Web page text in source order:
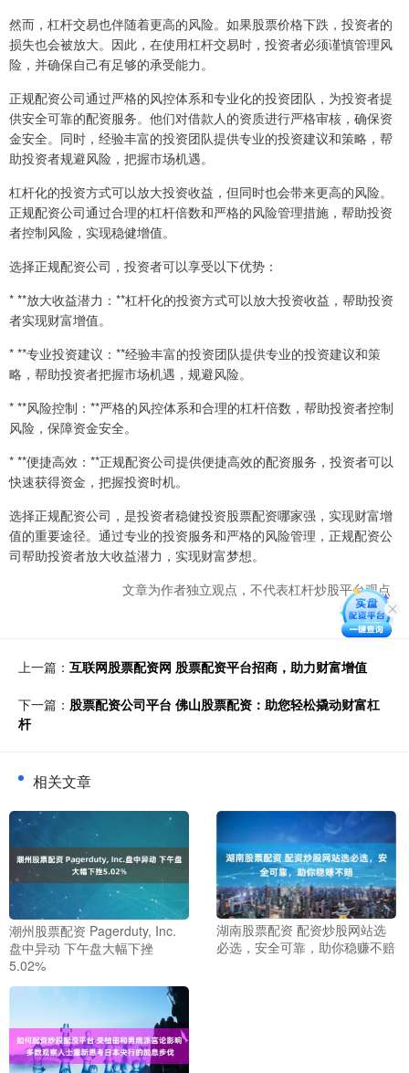
然而，杠杆交易也伴随着更高的风险。如果股票价格下跌，投资者的
损失也会被放大。因此，在使用杠杆交易时，投资者必须谨慎管理风
险，并确保自己有足够的承受能力。
正规配资公司通过严格的风控体系和专业化的投资团队，为投资者提
供安全可靠的配资服务。他们对借款人的资质进行严格审核，确保资
金安全。同时，经验丰富的投资团队提供专业的投资建议和策略，帮
助投资者规避风险，把握市场机遇。
杠杆化的投资方式可以放大投资收益，但同时也会带来更高的风险。
正规配资公司通过合理的杠杆倍数和严格的风险管理措施，帮助投资
者控制风险，实现稳健增值。
选择正规配资公司，投资者可以享受以下优势：
* **放大收益潜力：**杠杆化的投资方式可以放大投资收益，帮助投资
者实现财富增值。
* **专业投资建议：**经验丰富的投资团队提供专业的投资建议和策
略，帮助投资者把握市场机遇，规避风险。
* **风险控制：**严格的风控体系和合理的杠杆倍数，帮助投资者控制
风险，保障资金安全。
* **便捷高效：**正规配资公司提供便捷高效的配资服务，投资者可以
快速获得资金，把握投资时机。
选择正规配资公司，是投资者稳健投资股票配资哪家强，实现财富增
值的重要途径。通过专业的投资服务和严格的风险管理，正规配资公
司帮助投资者放大收益潜力，实现财富梦想。
文章为作者独立观点，不代表杠杆炒股平台观点
上一篇： 互联网股票配资网 股票配资平台招商，助力财富增值
下一篇： 股票配资公司平台 佛山股票配资：助您轻松撬动财富杠
杆
相关文章
潮州股票配资 Pagerduty, Inc.
盘中异动 下午盘大幅下挫
5.02%
湖南股票配资 配资炒股网站选
必选，安全可靠，助你稳赚不赔